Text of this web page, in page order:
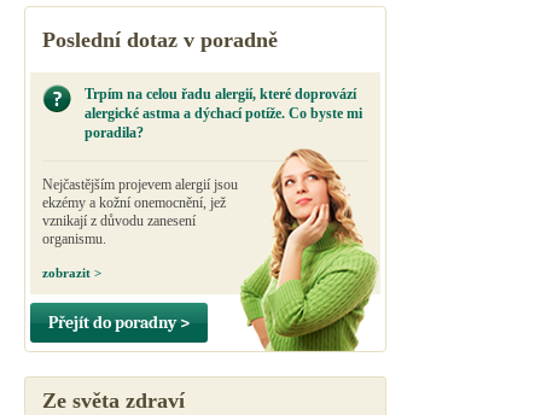
Poslední dotaz v poradně
Trpím na celou řadu alergií, které doprovází
alergické astma a dýchací potíže. Co byste mi
poradila?
Nejčastějším projevem alergií jsou
ekzémy a kožní onemocnění, jež
vznikají z důvodu zanesení
organismu.
zobrazit >
Přejít do poradny >
Ze světa zdraví